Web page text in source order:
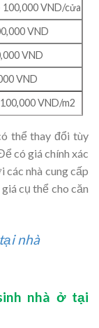
VND/cửa
VND
VND
VND
VND/m2
thể thay đổi tùy
có giá chính xác
nhà cung cấp
cụ thể cho căn
nhà
nhà ở tại